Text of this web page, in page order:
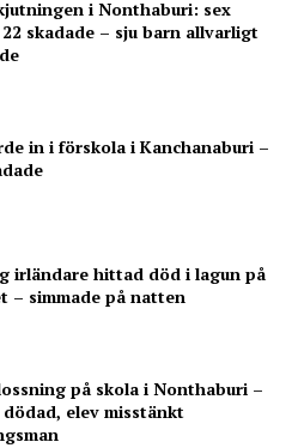
i Nonthaburi: sex
skadade – sju barn allvarligt
in i förskola i Kanchanaburi –
irländare hittad död i lagun på
– simmade på natten
på skola i Nonthaburi –
elev misstänkt